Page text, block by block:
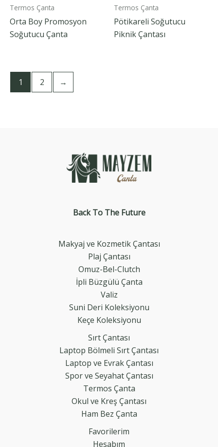
Termos Çanta
Orta Boy Promosyon
Soğutucu Çanta
Termos Çanta
Pötikareli Soğutucu
Piknik Çantası
1 2 →
Back To The Future
Makyaj ve Kozmetik Çantası
Plaj Çantası
Omuz-Bel-Clutch
İpli Büzgülü Çanta
Valiz
Suni Deri Koleksiyonu
Keçe Koleksiyonu
Sırt Çantası
Laptop Bölmeli Sırt Çantası
Laptop ve Evrak Çantası
Spor ve Seyahat Çantası
Termos Çanta
Okul ve Kreş Çantası
Ham Bez Çanta
Favorilerim
Hesabım